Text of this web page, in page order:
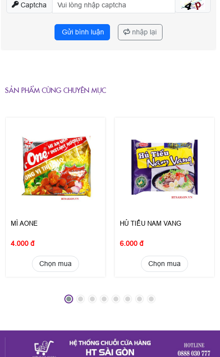
Captcha
Gửi bình luận nhập lại
SẢN PHẨM CÙNG CHUYÊN MỤC
MÌ AONE
4.000 đ
Chọn mua
HỦ TIẾU NAM VANG
6.000 đ
Chọn mua